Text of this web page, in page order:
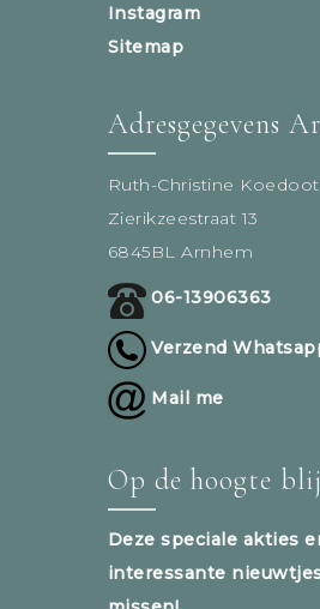
Instagram
Sitemap
Adresgegevens
Ruth-Christine
Zierikzeestraat 13
6845BL Arnhem
06-13906363
Verzend
Mail me
Op de hoogte
Deze speciale akties
interessante